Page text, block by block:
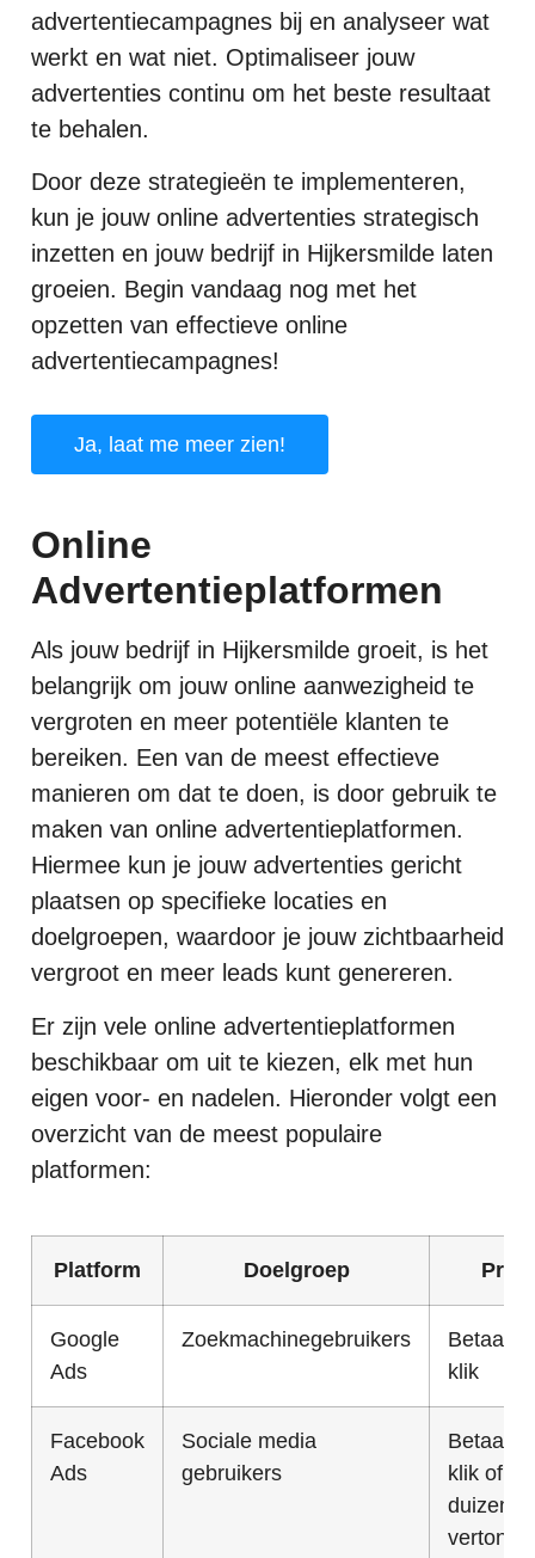
advertentiecampagnes bij en analyseer wat
werkt en wat niet. Optimaliseer jouw
advertenties continu om het beste resultaat
te behalen.
Door deze strategieën te implementeren,
kun je jouw online advertenties strategisch
inzetten en jouw bedrijf in Hijkersmilde laten
groeien. Begin vandaag nog met het
opzetten van effectieve online
advertentiecampagnes!
Ja, laat me meer zien!
Online
Advertentieplatformen
Als jouw bedrijf in Hijkersmilde groeit, is het
belangrijk om jouw online aanwezigheid te
vergroten en meer potentiële klanten te
bereiken. Een van de meest effectieve
manieren om dat te doen, is door gebruik te
maken van online advertentieplatformen.
Hiermee kun je jouw advertenties gericht
plaatsen op specifieke locaties en
doelgroepen, waardoor je jouw zichtbaarheid
vergroot en meer leads kunt genereren.
Er zijn vele online advertentieplatformen
beschikbaar om uit te kiezen, elk met hun
eigen voor- en nadelen. Hieronder volgt een
overzicht van de meest populaire
platformen:
Platform Doelgroep Prijs
Google
Ads
Zoekmachinegebruikers
Betaal-
klik
Facebook
Ads
Sociale media
gebruikers
Betaal-
klik of
duizend